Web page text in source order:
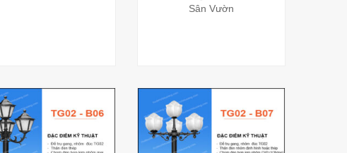
Sân Vườn